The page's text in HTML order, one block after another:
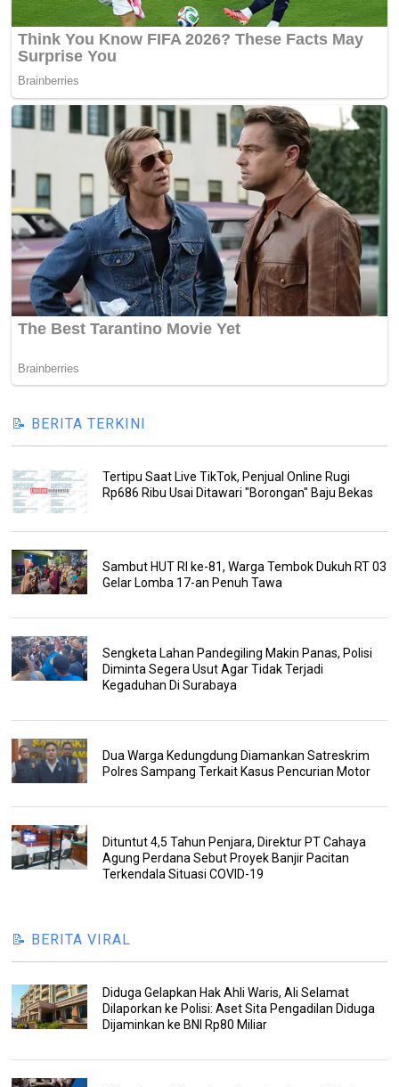
📝 BERITA TERKINI
Tertipu Saat Live TikTok, Penjual Online Rugi
Rp686 Ribu Usai Ditawari "Borongan" Baju Bekas
Sambut HUT RI ke-81, Warga Tembok Dukuh RT 03
Gelar Lomba 17-an Penuh Tawa
Sengketa Lahan Pandegiling Makin Panas, Polisi
Diminta Segera Usut Agar Tidak Terjadi
Kegaduhan Di Surabaya
Dua Warga Kedungdung Diamankan Satreskrim
Polres Sampang Terkait Kasus Pencurian Motor
Dituntut 4,5 Tahun Penjara, Direktur PT Cahaya
Agung Perdana Sebut Proyek Banjir Pacitan
Terkendala Situasi COVID-19
📝 BERITA VIRAL
Diduga Gelapkan Hak Ahli Waris, Ali Selamat
Dilaporkan ke Polisi: Aset Sita Pengadilan Diduga
Dijaminkan ke BNI Rp80 Miliar